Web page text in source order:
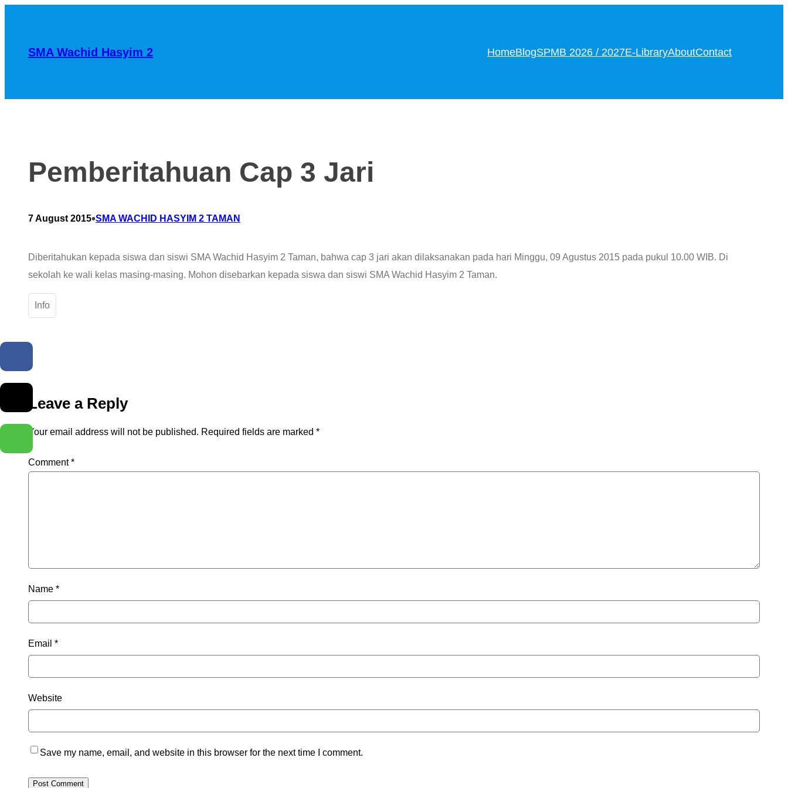
SMA Wachid Hasyim 2 HomeBlogSPMB 2026 / 2027E-LibraryAboutContact
Pemberitahuan Cap 3 Jari
7 August 2015•SMA WACHID HASYIM 2 TAMAN
Diberitahukan kepada siswa dan siswi SMA Wachid Hasyim 2 Taman, bahwa cap 3 jari akan dilaksanakan pada hari Minggu, 09 Agustus 2015 pada pukul 10.00 WIB. Di
sekolah ke wali kelas masing-masing. Mohon disebarkan kepada siswa dan siswi SMA Wachid Hasyim 2 Taman.
Info
Twitter
WhatsApp
Leave a Reply
Your email address will not be published. Required fields are marked *
Comment*
Name *
Email *
Website
Save my name, email, and website in this browser for the next time I comment.